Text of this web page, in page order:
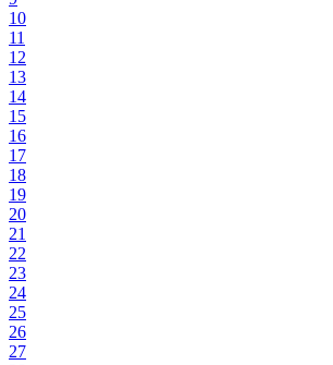
10
11
12
13
14
15
16
17
18
19
20
21
22
23
24
25
26
27